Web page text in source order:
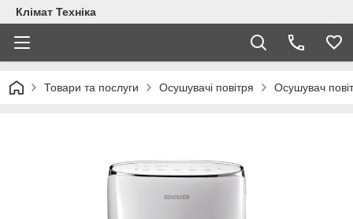
Клімат Техніка
Товари та послуги Осушувачі повітря Осушувач